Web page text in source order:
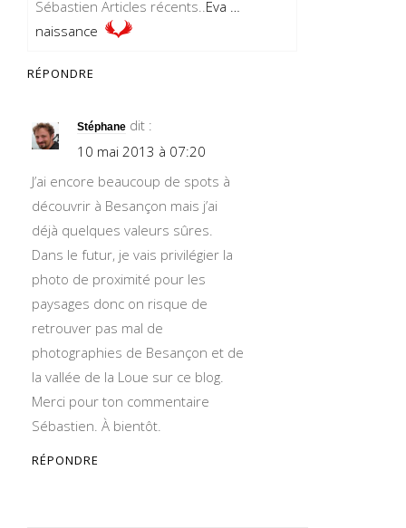
Sébastien Articles récents..Eva …
naissance
RÉPONDRE
Stéphane dit :
10 mai 2013 à 07:20
J’ai encore beaucoup de spots à
découvrir à Besançon mais j’ai
déjà quelques valeurs sûres.
Dans le futur, je vais privilégier la
photo de proximité pour les
paysages donc on risque de
retrouver pas mal de
photographies de Besançon et de
la vallée de la Loue sur ce blog.
Merci pour ton commentaire
Sébastien. À bientôt.
RÉPONDRE